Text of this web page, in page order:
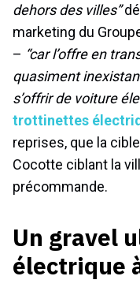
dehors des villes”
marketing du
– “car l’offre en
quasiment
s’offrir de voiture
trottinettes
reprises, que la
Cocotte ciblant la
précommande.
Un gravel
électrique